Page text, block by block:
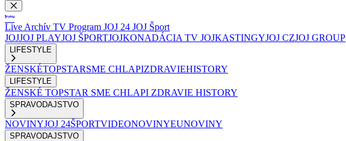
Live Archív TV Program JOJ 24 JOJ Šport
JOJJOJ PLAYJOJ ŠPORTJOJKONADÁCIA TV JOJKASTINGYJOJ CZJOJ GROUP
LIFESTYLE
ŽENSKÉTOPSTARSME CHLAPIZDRAVIEHISTORY
LIFESTYLE
ŽENSKÉ TOPSTAR SME CHLAPI ZDRAVIE HISTORY
SPRAVODAJSTVO
NOVINYJOJ 24ŠPORTVIDEONOVINYEUNOVINY
SPRAVODAJSTVO